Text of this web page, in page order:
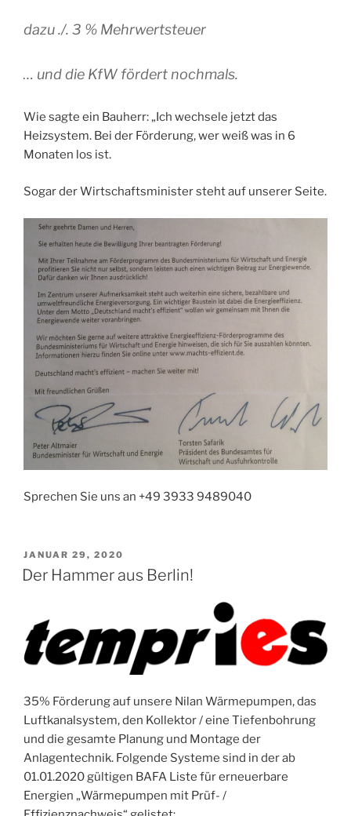
dazu ./. 3 % Mehrwertsteuer
… und die KfW fördert nochmals.
Wie sagte ein Bauherr: „Ich wechsele jetzt das
Heizsystem. Bei der Förderung, wer weiß was in 6
Monaten los ist.
Sogar der Wirtschaftsminister steht auf unserer Seite.
Sprechen Sie uns an +49 3933 9489040
VERÖFFENTLICHT
AM
JANUAR 29, 2020
Der Hammer aus Berlin!
35% Förderung auf unsere Nilan Wärmepumpen, das
Luftkanalsystem, den Kollektor / eine Tiefenbohrung
und die gesamte Planung und Montage der
Anlagentechnik. Folgende Systeme sind in der ab
01.01.2020 gültigen BAFA Liste für erneuerbare
Energien „Wärmepumpen mit Prüf- /